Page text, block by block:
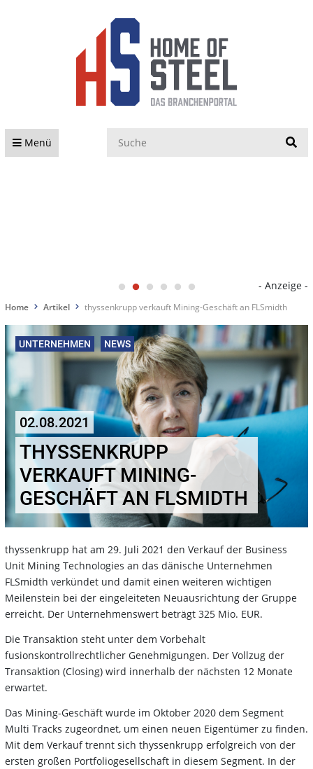
Menü
- Anzeige -
Home Artikel thyssenkrupp verkauft Mining-Geschäft an FLSmidth
UNTERNEHMEN NEWS
02.08.2021
THYSSENKRUPP
VERKAUFT MINING-
GESCHÄFT AN FLSMIDTH
thyssenkrupp hat am 29. Juli 2021 den Verkauf der Business
Unit Mining Technologies an das dänische Unternehmen
FLSmidth verkündet und damit einen weiteren wichtigen
Meilenstein bei der eingeleiteten Neuausrichtung der Gruppe
erreicht. Der Unternehmenswert beträgt 325 Mio. EUR.
Die Transaktion steht unter dem Vorbehalt
fusionskontrollrechtlicher Genehmigungen. Der Vollzug der
Transaktion (Closing) wird innerhalb der nächsten 12 Monate
erwartet.
Das Mining-Geschäft wurde im Oktober 2020 dem Segment
Multi Tracks zugeordnet, um einen neuen Eigentümer zu finden.
Mit dem Verkauf trennt sich thyssenkrupp erfolgreich von der
ersten großen Portfoliogesellschaft in diesem Segment. In der